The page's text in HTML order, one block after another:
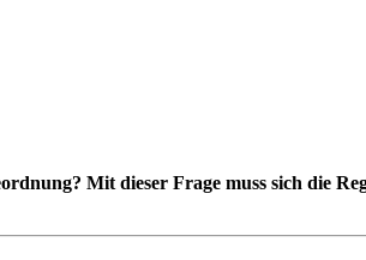
Mit dieser Frage muss sich die